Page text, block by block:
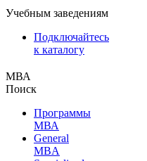
Учебным заведениям
Подключайтесь
к каталогу
МВА
Поиск
Программы
МВА
General
MBA